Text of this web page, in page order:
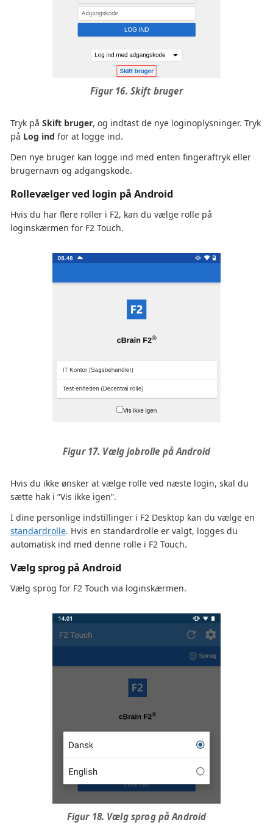
Figur 16. Skift bruger
Tryk på Skift bruger, og indtast de nye loginoplysninger. Tryk
på Log ind for at logge ind.
Den nye bruger kan logge ind med enten fingeraftryk eller
brugernavn og adgangskode.
Rollevælger ved login på Android
Hvis du har flere roller i F2, kan du vælge rolle på
loginskærmen for F2 Touch.
Figur 17. Vælg jobrolle på Android
Hvis du ikke ønsker at vælge rolle ved næste login, skal du
sætte hak i ”Vis ikke igen”.
I dine personlige indstillinger i F2 Desktop kan du vælge en
standardrolle. Hvis en standardrolle er valgt, logges du
automatisk ind med denne rolle i F2 Touch.
Vælg sprog på Android
Vælg sprog for F2 Touch via loginskærmen.
Figur 18. Vælg sprog på Android